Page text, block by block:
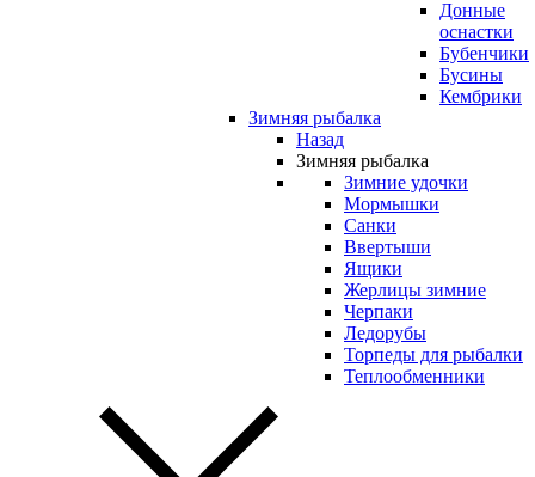
Донные
оснастки
Бубенчики
Бусины
Кембрики
Зимняя рыбалка
Назад
Зимняя рыбалка
Зимние удочки
Мормышки
Санки
Ввертыши
Ящики
Жерлицы зимние
Черпаки
Ледорубы
Торпеды для рыбалки
Теплообменники